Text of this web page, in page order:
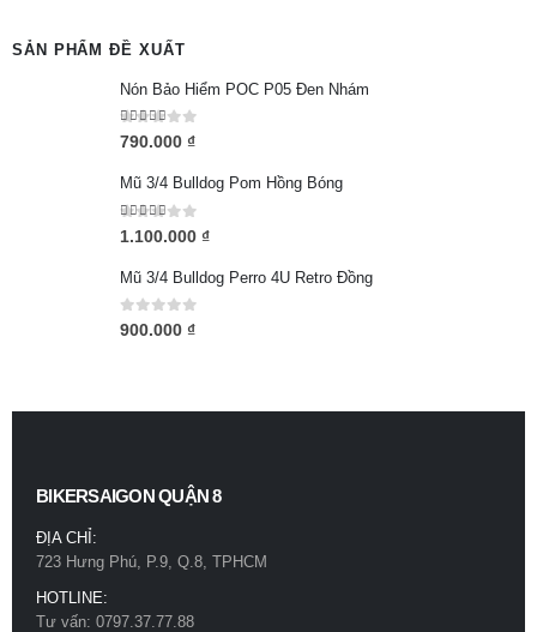
SẢN PHẨM ĐỀ XUẤT
Nón Bảo Hiểm POC P05 Đen Nhám
5.00 out of 5
790.000 ₫
Mũ 3/4 Bulldog Pom Hồng Bóng
5.00out of 5
1.100.000 ₫
Mũ 3/4 Bulldog Perro 4U Retro Đồng
0out of 5
900.000 ₫
BIKERSAIGON QUẬN 8
ĐỊA CHỈ:
723 Hưng Phú, P.9, Q.8, TPHCM
HOTLINE:
Tư vấn: 0797.37.77.88